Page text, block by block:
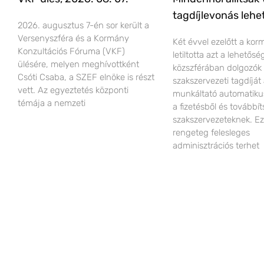
2026. augusztus 7-én sor került a
Versenyszféra és a Kormány
Konzultációs Fóruma (VKF)
ülésére, melyen meghívottként
Csóti Csaba, a SZEF elnöke is részt
vett. Az egyeztetés központi
témája a nemzeti
tagdíjlevonás
Két évvel ezelőtt a
letiltotta azt a
közszférában dolgozók
szakszervezeti tagdíját
munkáltató
a fizetésből és
szakszervezeteknek.
rengeteg felesleges
adminisztrációs terhet